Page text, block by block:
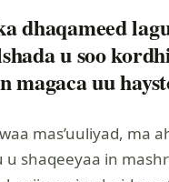
dhaqameed
u soo
magaca uu
mas’uuliyad, ma
u shaqeeyaa in